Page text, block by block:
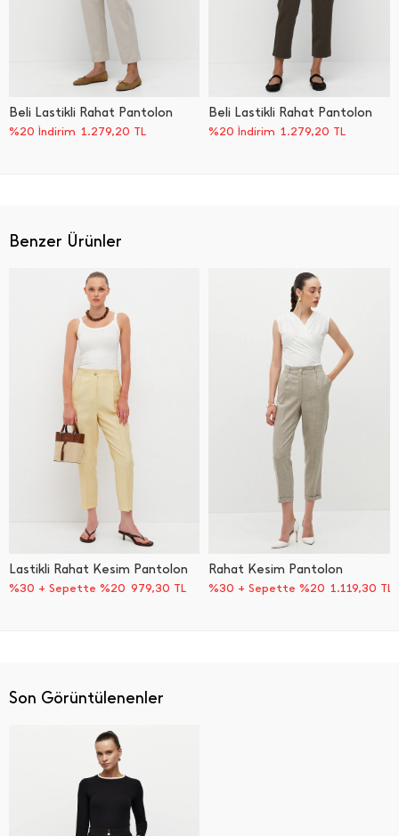
Benzer Ürünler
Lastikli Rahat Kesim Pantolon
%30 + Sepette %20 979,30 TL
Rahat Kesim Pantolon
%30 + Sepette %20 1.119,30 TL
Beli Lastikli Rahat Pantolon
%20 İndirim 1.279,20 TL
Beli Lastikli Rahat Pantolon
%20 İndirim 1.279,20 TL
Son Görüntülenenler